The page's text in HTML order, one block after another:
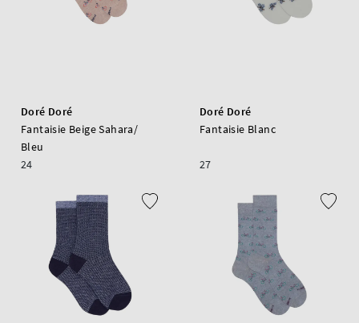
Doré Doré
Fantaisie Beige Sahara/
Bleu
24
Doré Doré
Fantaisie Blanc
27